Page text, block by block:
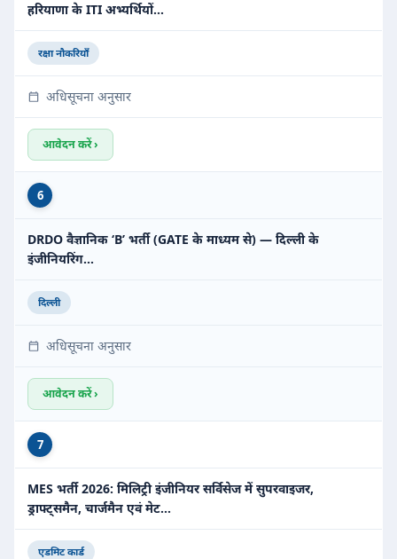
हरियाणा के ITI अभ्यर्थियों…
रक्षा नौकरियाँ
अधिसूचना अनुसार
आवेदन करें ›
6
DRDO वैज्ञानिक ‘B’ भर्ती (GATE के माध्यम से) — दिल्ली के
इंजीनियरिंग…
दिल्ली
अधिसूचना अनुसार
आवेदन करें ›
7
MES भर्ती 2026: मिलिट्री इंजीनियर सर्विसेज में सुपरवाइजर,
ड्राफ्ट्समैन, चार्जमैन एवं मेट…
एडमिट कार्ड